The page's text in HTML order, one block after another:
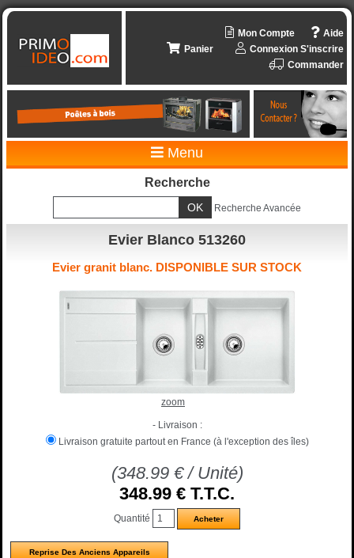
Aide
Mon Compte
Connexion S'inscrire
Panier
Commander
Menu
Recherche
Recherche Avancée
Evier Blanco 513260
Evier granit blanc. DISPONIBLE SUR STOCK
zoom
- Livraison :
Livraison gratuite partout en France (à l'exception des îles)
(348.99 €/ Unité)
348.99 € T.T.C.
Quantité
Reprise Des Anciens Appareils